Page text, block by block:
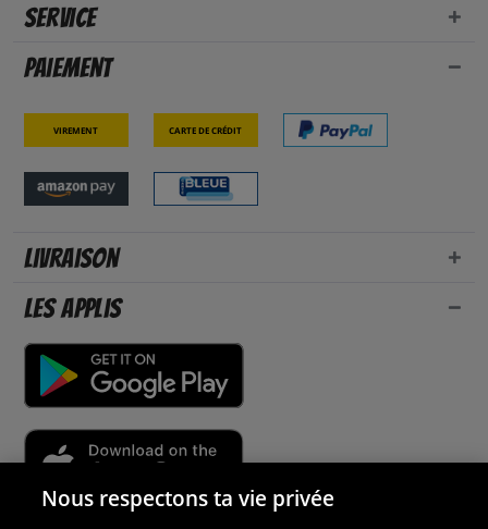
Service
Paiement
Virement Carte de crédit
Livraison
Les applis
Nous respectons ta vie privée